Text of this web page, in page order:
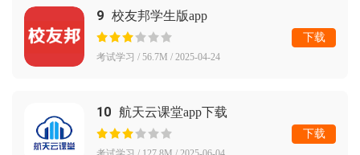
9 校友邦学生版app
考试学习 / 56.7M / 2025-04-24
下载
10 航天云课堂app下载
下载